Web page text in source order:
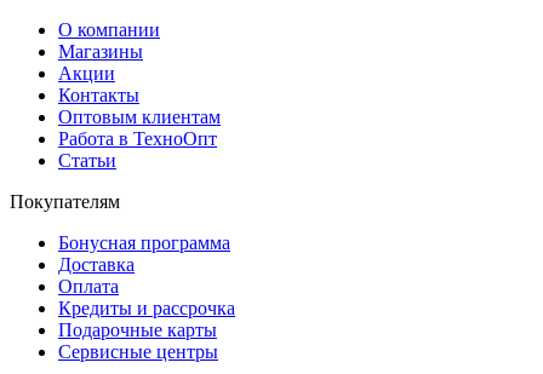
О компании
Магазины
Акции
Контакты
Оптовым клиентам
Работа в ТехноОпт
Статьи
Покупателям
Бонусная программа
Доставка
Оплата
Кредиты и рассрочка
Подарочные карты
Сервисные центры